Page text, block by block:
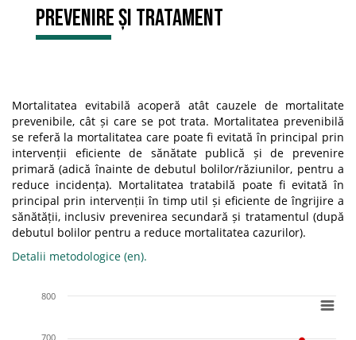
prevenire și tratament
Mortalitatea evitabilă acoperă atât cauzele de mortalitate
prevenibile, cât și care se pot trata. Mortalitatea prevenibilă
se referă la mortalitatea care poate fi evitată în principal prin
intervenții eficiente de sănătate publică și de prevenire
primară (adică înainte de debutul bolilor/răziunilor, pentru a
reduce incidența). Mortalitatea tratabilă poate fi evitată în
principal prin intervenții în timp util și eficiente de îngrijire a
sănătății, inclusiv prevenirea secundară și tratamentul (după
debutul bolilor pentru a reduce mortalitatea cazurilor).
Detalii metodologice (en).
800
700